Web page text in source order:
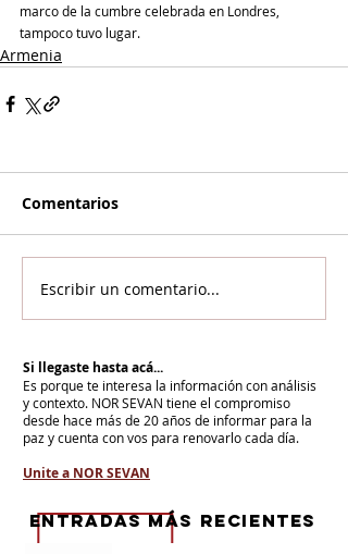
marco de la cumbre celebrada en Londres,
tampoco tuvo lugar.
Armenia
Comentarios
Escribir un comentario...
Si llegaste hasta acá...
Es porque te interesa la información con análisis
y contexto. NOR SEVAN tiene el compromiso
desde hace más de 20 años de informar para la
paz y cuenta con vos para renovarlo cada día.
Unite a NOR SEVAN
eNTRADAS MÁS RECIENTES